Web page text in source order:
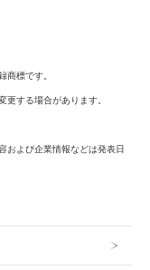
商標です。
更する場合があります。
および企業情報などは発表日